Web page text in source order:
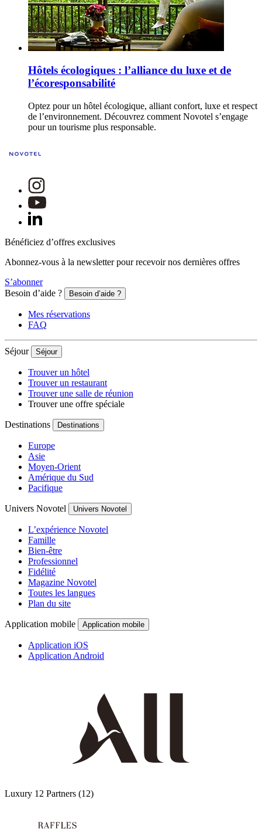
Hôtels écologiques : l’alliance du luxe et de
l’écoresponsabilité
Optez pour un hôtel écologique, alliant confort, luxe et respect
de l’environnement. Découvrez comment Novotel s’engage
pour un tourisme plus responsable.
Bénéficiez d’offres exclusives
Abonnez-vous à la newsletter pour recevoir nos dernières offres
S’abonner
Besoin d’aide ?
Besoin d’aide ?
Mes réservations
FAQ
Séjour Séjour
Trouver un hôtel
Trouver un restaurant
Trouver une salle de réunion
Trouver une offre spéciale
Destinations Destinations
Europe
Asie
Moyen-Orient
Amérique du Sud
Pacifique
Univers Novotel Univers Novotel
L’expérience Novotel
Famille
Bien-être
Professionnel
Fidélité
Magazine Novotel
Toutes les langues
Plan du site
Application mobile Application mobile
Application iOS
Application Android
Luxury 12 Partners (12)